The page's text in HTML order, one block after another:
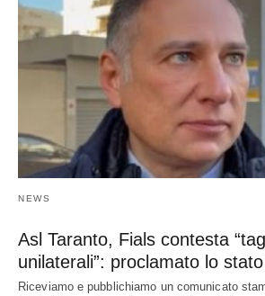
NEWS
Asl Taranto, Fials contesta
unilaterali”: proclamato lo
Riceviamo e pubblichiamo un comunicato